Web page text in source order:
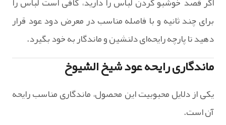
برای چند ثانیه و با فاصله مناسب در معرض دود عود قرار
دهید تا پارچه رایحه‌ای دلنشین و ماندگار به خود بگیرد.
ماندگاری رایحه عود شیخ الشیوخ
یکی از دلایل محبوبیت این محصول، ماندگاری مناسب رایحه
آن است.